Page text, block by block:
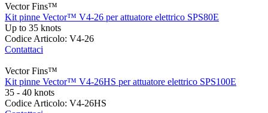
Vector Fins™
Kit pinne Vector™ V4-26 per attuatore elettrico SPS80E
Up to 35 knots
Codice Articolo: V4-26
Contattaci
Vector Fins™
Kit pinne Vector™ V4-26HS per attuatore elettrico SPS100E
35 - 40 knots
Codice Articolo: V4-26HS